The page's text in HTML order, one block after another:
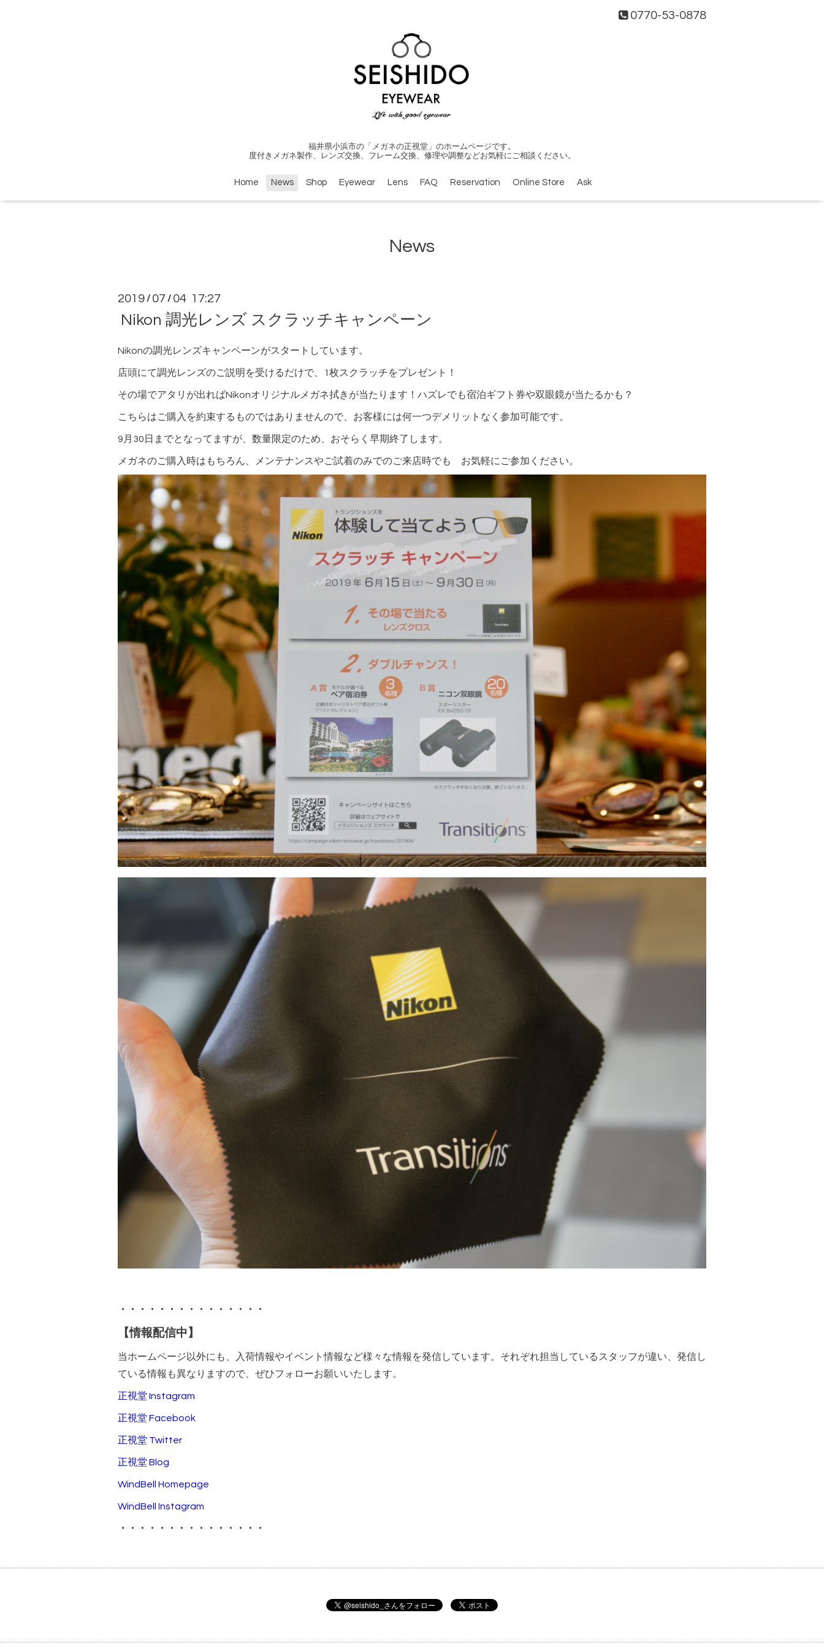
0770-53-0878
福井県小浜市の「メガネの正視堂」のホームページです。
度付きメガネ製作、レンズ交換、フレーム交換、修理や調整などお気軽にご相談ください。
Home News Shop Eyewear Lens FAQ Reservation Online Store Ask
News
2019 / 07 / 04 17:27
Nikon 調光レンズ スクラッチキャンペーン
Nikonの調光レンズキャンペーンがスタートしています。
店頭にて調光レンズのご説明を受けるだけで、1枚スクラッチをプレゼント！
その場でアタリが出ればNikonオリジナルメガネ拭きが当たります！ハズレでも宿泊ギフト券や双眼鏡が当たるかも？
こちらはご購入を約束するものではありませんので、お客様には何一つデメリットなく参加可能です。
9月30日までとなってますが、数量限定のため、おそらく早期終了します。
メガネのご購入時はもちろん、メンテナンスやご試着のみでのご来店時でも お気軽にご参加ください。
・・・・・・・・・・・・・・・
【情報配信中】
当ホームページ以外にも、入荷情報やイベント情報など様々な情報を発信しています。それぞれ担当しているスタッフが違い、発信し
ている情報も異なりますので、ぜひフォローお願いいたします。
正視堂 Instagram
正視堂 Facebook
正視堂 Twitter
正視堂 Blog
WindBell Homepage
WindBell Instagram
・・・・・・・・・・・・・・・